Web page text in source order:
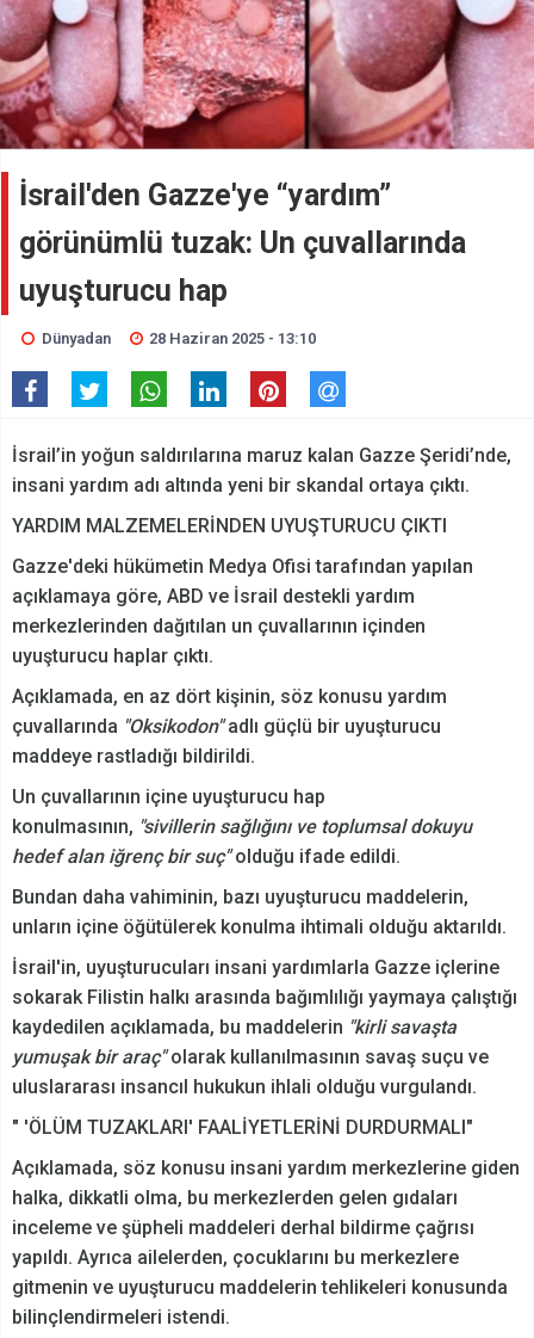
İsrail'den Gazze'ye “yardım”
görünümlü tuzak: Un çuvallarında
uyuşturucu hap
Dünyadan 28 Haziran 2025 - 13:10
İsrail’in yoğun saldırılarına maruz kalan Gazze Şeridi’nde,
insani yardım adı altında yeni bir skandal ortaya çıktı.
YARDIM MALZEMELERİNDEN UYUŞTURUCU ÇIKTI
Gazze'deki hükümetin Medya Ofisi tarafından yapılan
açıklamaya göre, ABD ve İsrail destekli yardım
merkezlerinden dağıtılan un çuvallarının içinden
uyuşturucu haplar çıktı.
Açıklamada, en az dört kişinin, söz konusu yardım
çuvallarında "Oksikodon"adlı güçlü bir uyuşturucu
maddeye rastladığı bildirildi.
Un çuvallarının içine uyuşturucu hap
konulmasının, "sivillerin sağlığını ve toplumsal dokuyu
hedef alan iğrenç bir suç"olduğu ifade edildi.
Bundan daha vahiminin, bazı uyuşturucu maddelerin,
unların içine öğütülerek konulma ihtimali olduğu aktarıldı.
İsrail'in, uyuşturucuları insani yardımlarla Gazze içlerine
sokarak Filistin halkı arasında bağımlılığı yaymaya çalıştığı
kaydedilen açıklamada, bu maddelerin "kirli savaşta
yumuşak bir araç"olarak kullanılmasının savaş suçu ve
uluslararası insancıl hukukun ihlali olduğu vurgulandı.
" 'ÖLÜM TUZAKLARI' FAALİYETLERİNİ DURDURMALI"
Açıklamada, söz konusu insani yardım merkezlerine giden
halka, dikkatli olma, bu merkezlerden gelen gıdaları
inceleme ve şüpheli maddeleri derhal bildirme çağrısı
yapıldı. Ayrıca ailelerden, çocuklarını bu merkezlere
gitmenin ve uyuşturucu maddelerin tehlikeleri konusunda
bilinçlendirmeleri istendi.